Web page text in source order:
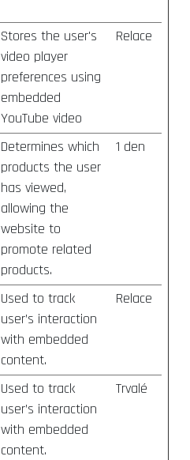
Stores the user's
video player
preferences using
embedded
YouTube video
Relace
Determines which
products the user
has viewed,
allowing the
website to
promote related
products.
1 den
Used to track
user’s interaction
with embedded
content.
Relace
Used to track
user’s interaction
with embedded
content.
Trvalé